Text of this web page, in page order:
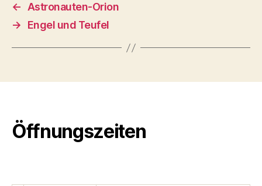
←
Astronauten-Orion
→
Engel und Teufel
Öffnungszeiten